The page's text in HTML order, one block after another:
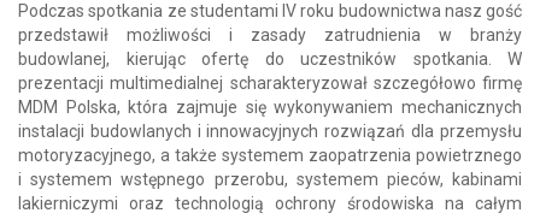
Podczas spotkania ze studentami IV roku budownictwa nasz gość
przedstawił możliwości i zasady zatrudnienia w branży
budowlanej, kierując ofertę do uczestników spotkania. W
prezentacji multimedialnej scharakteryzował szczegółowo firmę
MDM Polska, która zajmuje się wykonywaniem mechanicznych
instalacji budowlanych i innowacyjnych rozwiązań dla przemysłu
motoryzacyjnego, a także systemem zaopatrzenia powietrznego
i systemem wstępnego przerobu, systemem pieców, kabinami
lakierniczymi oraz technologią ochrony środowiska na całym